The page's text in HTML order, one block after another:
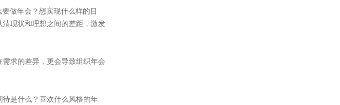
做年会？想实现什么样的目
现状和理想之间的差距，激发
求的差异，更会导致组织年会
是什么？喜欢什么风格的年